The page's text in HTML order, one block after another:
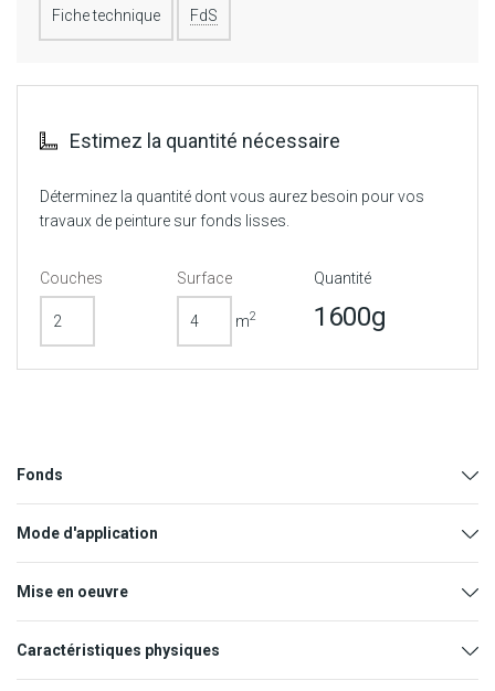
Fiche technique FdS
Estimez la quantité nécessaire
Déterminez la quantité dont vous aurez besoin pour vos
travaux de peinture sur fonds lisses.
Couches Surface
m2
Quantité
1600g
Fonds
Mode d'application
Mise en oeuvre
Caractéristiques physiques